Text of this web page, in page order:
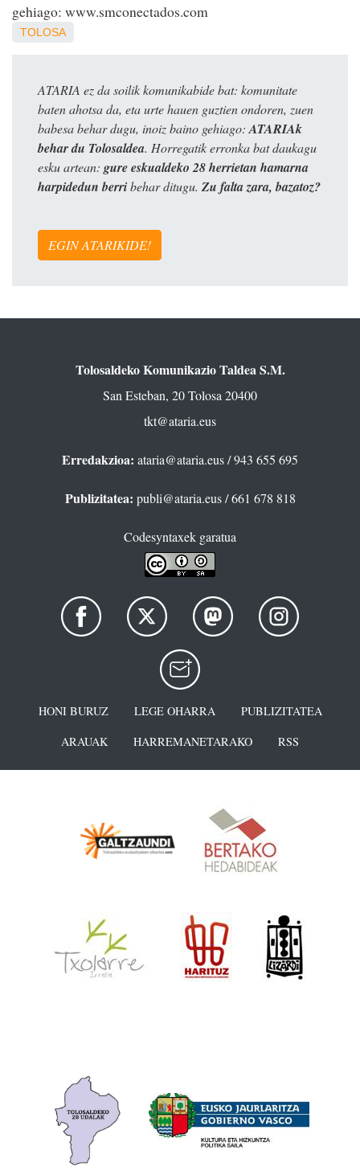
gehiago: www.smconectados.com
TOLOSA
ATARIA ez da soilik komunikabide bat: komunitate
baten ahotsa da, eta urte hauen guztien ondoren, zuen
babesa behar dugu, inoiz baino gehiago:ATARIAk
behar du Tolosaldea. Horregatik erronka bat daukagu
esku artean: gure eskualdeko 28 herrietan hamarna
harpidedun berribehar ditugu. Zu falta zara, bazatoz?
EGIN ATARIKIDE!
Tolosaldeko Komunikazio Taldea S.M.
San Esteban, 20 Tolosa 20400
tkt@ataria.eus
Erredakzioa: ataria@ataria.eus/ 943 655 695
Publizitatea: publi@ataria.eus/ 661 678 818
Codesyntaxek garatua
HONI BURUZ LEGE OHARRA
PUBLIZITATEA
ARAUAK
HARREMANETARAKO RSS